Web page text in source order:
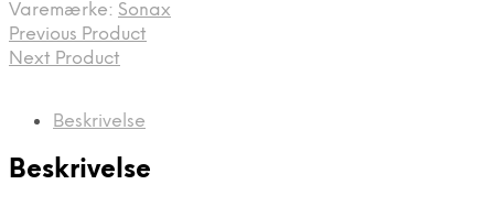
Varemærke: Sonax
Previous Product
Next Product
Beskrivelse
Beskrivelse